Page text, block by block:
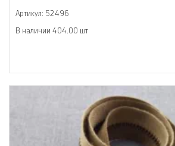
Артикул: 52496
В наличии 404.00 шт